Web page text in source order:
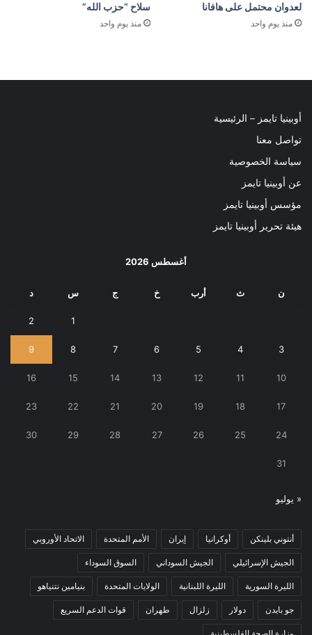
لعدوان محتمل على هافانا
منذ يوم واحد
سلاح “حزب الله”
منذ يوم واحد
أوبينيا تايمز – الرئيسية
تواصل معنا
سياسة الخصوصية
عن أوبينيا تايمز
مؤسس أوبينيا تايمز
هيئة تحرير أوبينيا تايمز
أغسطس 2026
ن ث أرب خ ج س د
1
2
3
4
5
6
7
8
9
10
11
12
13
14
15
16
17
18
19
20
21
22
23
24
25
26
27
28
29
30
31
« يوليو
أنتوني بلينكن أوكرانيا إيران الأمم المتحدة الاتحاد الأوروبي
الجيش الإسرائيلي الجيش السوداني السوق السوداء
الليرة السورية الليرة اللبنانية الولايات المتحدة بنيامين نتنياهو
جو بايدن دولار زلزال طهران قوات الدعم السريع
وزارة الصحة الفلسطينية